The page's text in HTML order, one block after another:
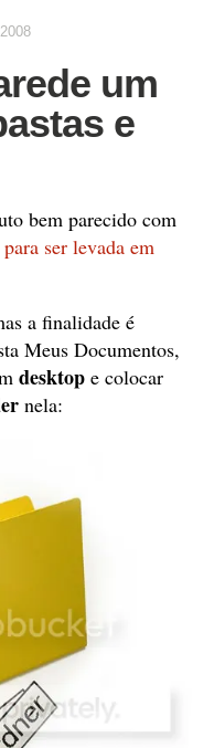
um
e
bem parecido com
ser levada em
a finalidade é
Meus Documentos,
desktop e colocar
nela: